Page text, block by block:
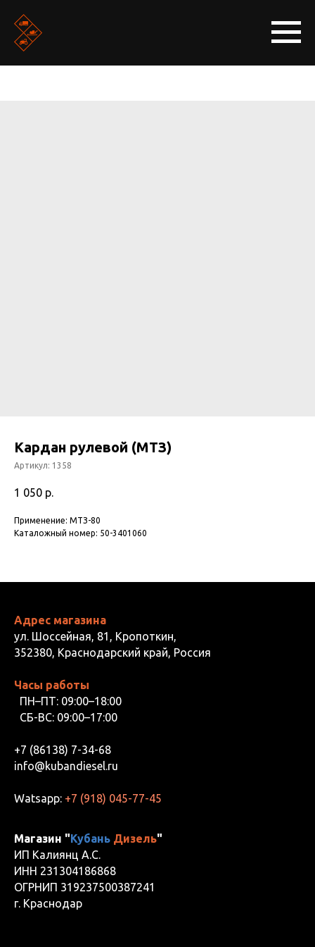
Кардан рулевой (МТЗ)
Артикул: 1358
1 050 р.
Применение: МТЗ-80
Каталожный номер: 50-3401060
Адрес магазина
ул. Шоссейная, 81, Кропоткин,
352380, Краснодарский край, Россия
Часы работы
ПН–ПТ: 09:00–18:00
СБ-ВС: 09:00–17:00
+7 (86138) 7-34-68
info@kubandiesel.ru
Watsapp: +7 (918) 045-77-45
Магазин "Кубань Дизель"
ИП Калиянц А.С.
ИНН 231304186868
ОГРНИП 319237500387241
г. Краснодар